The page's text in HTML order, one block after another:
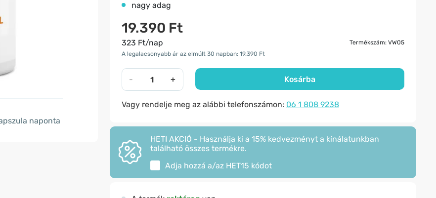
naponta
nagy adag
19.390 Ft
323 Ft/nap
Termékszám: VW05
A legalacsonyabb ár az elmúlt 30 napban: 19.390 Ft
- + Kosárba
Vagy rendelje meg az alábbi telefonszámon: 06 1 808 9238
HETI AKCIÓ - Használja ki a 15% kedvezményt a kínálatunkban
található összes termékre.
Adja hozzá a/az HET15 kódot